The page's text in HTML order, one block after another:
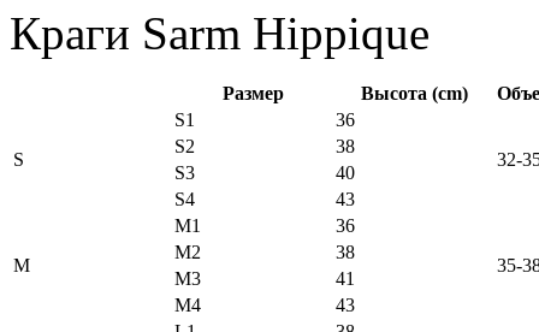
Краги Sarm Hippique
Размер Высота (cm)
S
S1
36
32-
S2
38
S3
40
S4
43
M
M1
36
35-
M2
38
M3
41
M4
43